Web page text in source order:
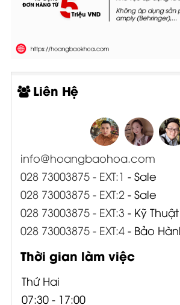
Liên Hệ
info@hoangbaohoa.com
028 73003875 - EXT:1 - Sale
028 73003875 - EXT:2- Sale
028 73003875 - EXT:3 - Kỹ Thuật
028 73003875 - EXT:4- Bảo
Thời gian làm việc
Thứ Hai
07:30 - 17:00